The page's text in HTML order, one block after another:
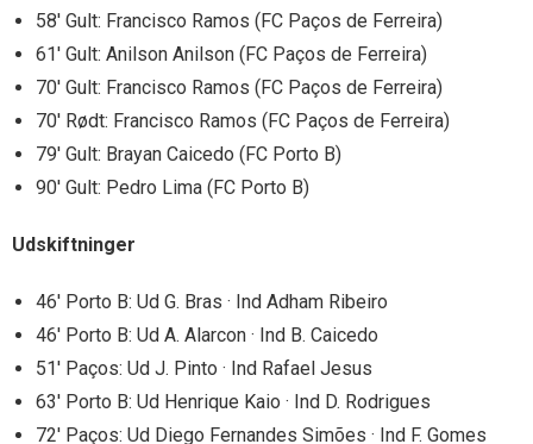
58′ Gult: Francisco Ramos (FC Paços de Ferreira)
61′ Gult: Anilson Anilson (FC Paços de Ferreira)
70′ Gult: Francisco Ramos (FC Paços de Ferreira)
70′ Rødt: Francisco Ramos (FC Paços de Ferreira)
79′ Gult: Brayan Caicedo (FC Porto B)
90′ Gult: Pedro Lima (FC Porto B)
Udskiftninger
46′ Porto B: Ud G. Bras · Ind Adham Ribeiro
46′ Porto B: Ud A. Alarcon · Ind B. Caicedo
51′ Paços: Ud J. Pinto · Ind Rafael Jesus
63′ Porto B: Ud Henrique Kaio · Ind D. Rodrigues
72′ Paços: Ud Diego Fernandes Simões · Ind F. Gomes